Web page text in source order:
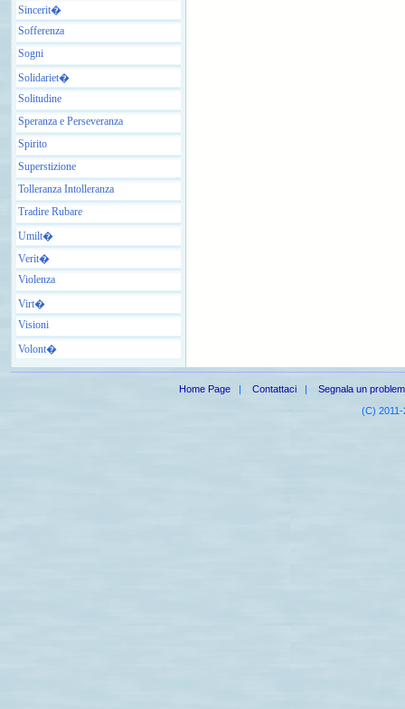
Sincerit�
Sofferenza
Sogni
Solidariet�
Solitudine
Speranza e Perseveranza
Spirito
Superstizione
Tolleranza Intolleranza
Tradire Rubare
Umilt�
Verit�
Violenza
Virt�
Visioni
Volont�
Home Page | Contattaci |
Segnala un
(C)